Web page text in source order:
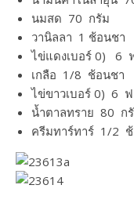
นมสด​ 70​ กรัม
วานิลลา​ 1​ ช้อนชา
ไข่แดงเบอร์​ 0) 6​
เกลือ​ 1/8​ ช้อนชา
ไข่ขาว​เบอร์​ 0) 6​
น้ำตาลทราย​ 80​ ก
ครีมทาร์ทาร์​ 1/2​